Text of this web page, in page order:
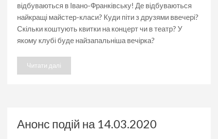
відбуваються в Івано-Франківську! Де відбуваються
найкращі майстер-класи? Куди піти з друзями ввечері?
Скільки коштують квитки на концерт чи в театр? У
якому клубі буде найзапальніша вечірка?
Читати далі
Анонс подій на 14.03.2020